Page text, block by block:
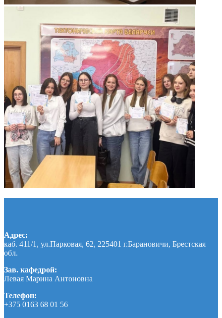
Адрес:
каб. 411/1, ул.Парковая, 62, 225401 г.Барановичи, Брестская
обл.
Зав. кафедрой:
Левая Марина Антоновна
Телефон:
+375 0163 68 01 56